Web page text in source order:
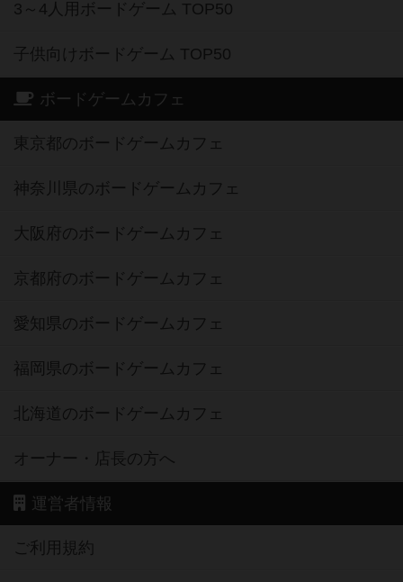
3～4人用ボードゲーム TOP50
子供向けボードゲーム TOP50
ボードゲームカフェ
東京都のボードゲームカフェ
神奈川県のボードゲームカフェ
大阪府のボードゲームカフェ
京都府のボードゲームカフェ
愛知県のボードゲームカフェ
福岡県のボードゲームカフェ
北海道のボードゲームカフェ
オーナー・店長の方へ
運営者情報
ご利用規約